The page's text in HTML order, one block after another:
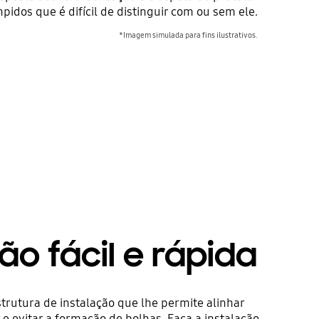
que é difícil de distinguir com ou sem ele.
*Imagem simulada para fins ilustrativos.
fácil e rápida
de instalação que lhe permite alinhar